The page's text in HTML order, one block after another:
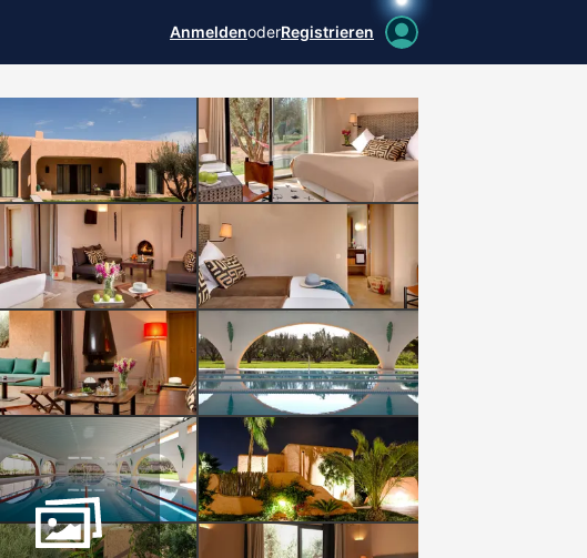
AnmeldenoderRegistrieren